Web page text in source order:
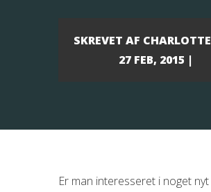
SKREVET AF CHARLOTTE
27 FEB, 2015 |
Er man interesseret i noget nyt